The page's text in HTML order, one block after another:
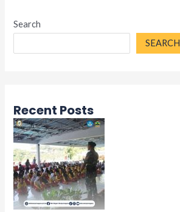
Search
SEARCH
Recent Posts